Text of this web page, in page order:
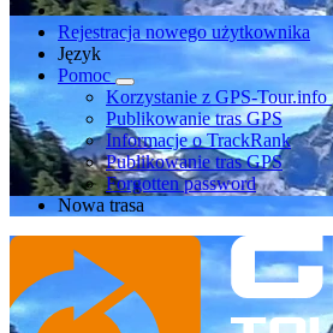
Rejestracja nowego użytkownika
Język
Pomoc
Korzystanie z GPS-Tour.info
Publikowanie tras GPS
Informacje o TrackRank
Publikowanie tras GPS
Forgotten password
Nowa trasa